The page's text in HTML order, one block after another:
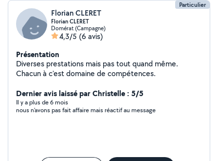
Particulier
Florian CLERET
Florian CLERET
Domérat (Campagne)
4,3/5 (6 avis)
Présentation
Diverses prestations mais pas tout quand même.
Chacun à c'est domaine de compétences.
Dernier avis laissé par Christelle : 5/5
Il y a plus de 6 mois
nous n'avons pas fait affaire mais réactif au message